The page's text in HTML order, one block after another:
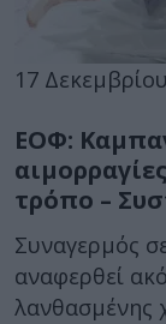
17
ΕΟΦ:
τρόπο –
Συναγερμός
αναφερθεί
λανθασμένης